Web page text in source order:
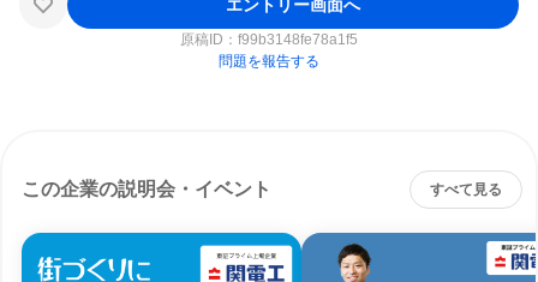
エントリー画面へ
原稿ID： f99b3148fe78a1f5
問題を報告する
この企業の説明会・イベント すべて見る